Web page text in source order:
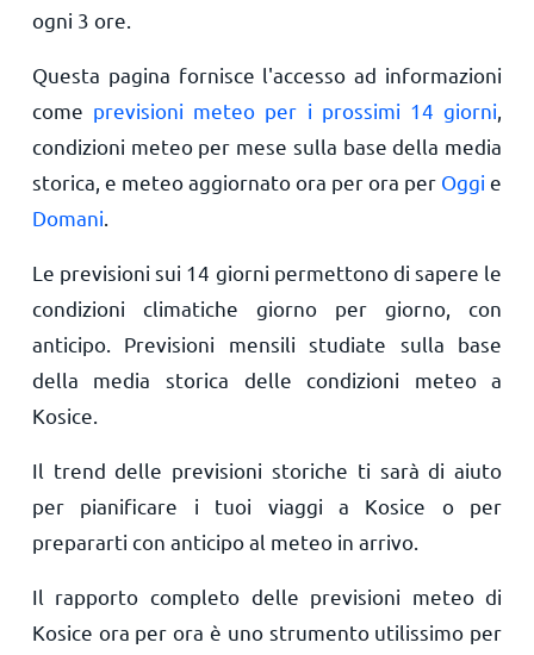
ogni 3 ore.
Questa pagina fornisce l'accesso ad informazioni
come previsioni meteo per i prossimi 14 giorni
condizioni meteo per mese sulla base della media
storica, e meteo aggiornato ora per ora per Oggi e
Domani
Le previsioni sui 14 giorni permettono di sapere le
condizioni climatiche giorno per giorno, con
anticipo. Previsioni mensili studiate sulla base
della media storica delle condizioni meteo a
Kosice.
Il trend delle previsioni storiche ti sarà di aiuto
per pianificare i tuoi viaggi a Kosice o per
prepararti con anticipo al meteo in arrivo.
Il rapporto completo delle previsioni meteo di
Kosice ora per ora è uno strumento utilissimo per